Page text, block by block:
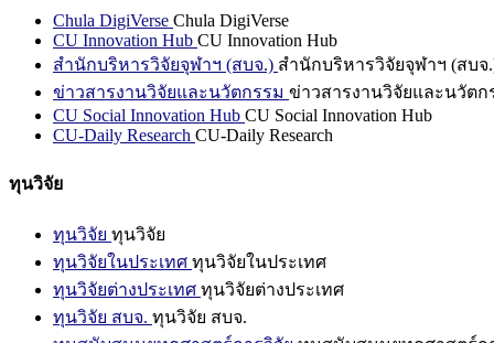
Chula DigiVerse Chula DigiVerse
CU Innovation Hub CU Innovation Hub
สำนักบริหารวิจัยจุฬาฯ (สบจ.) สำนักบริหารวิจัยจุฬาฯ (สบจ
ข่าวสารงานวิจัยและนวัตกรรม ข่าวสารงานวิจัยและนวัตก
CU Social Innovation Hub CU Social Innovation Hub
CU-Daily Research CU-Daily Research
ทุนวิจัย
ทุนวิจัย ทุนวิจัย
ทุนวิจัยในประเทศ ทุนวิจัยในประเทศ
ทุนวิจัยต่างประเทศ ทุนวิจัยต่างประเทศ
ทุนวิจัย สบจ. ทุนวิจัย สบจ.